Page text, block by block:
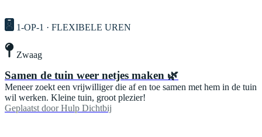
1-OP-1 · FLEXIBELE UREN
Zwaag
Samen de tuin weer netjes maken 🌿
Meneer zoekt een vrijwilliger die af en toe samen met hem in de tuin
wil werken. Kleine tuin, groot plezier!
Geplaatst door Hulp Dichtbij